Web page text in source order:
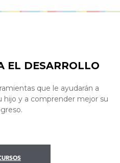
EL DESARROLLO
que le ayudarán a
hijo y a comprender mejor su